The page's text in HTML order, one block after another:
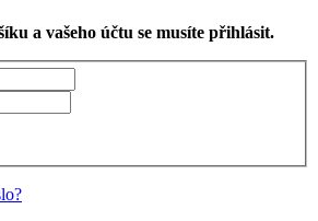
a vašeho účtu se musíte přihlásit.